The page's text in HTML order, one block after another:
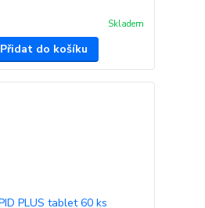
Skladem
Přidat do košíku